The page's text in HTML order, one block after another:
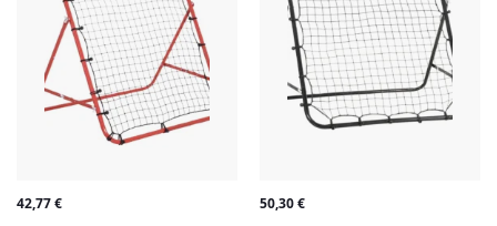
42,77€ 50,30€